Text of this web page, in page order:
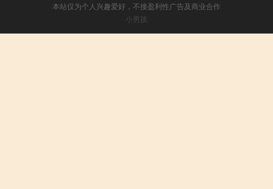
本站仅为个人兴趣爱好，不接盈利性广告及商业合作
小男孩